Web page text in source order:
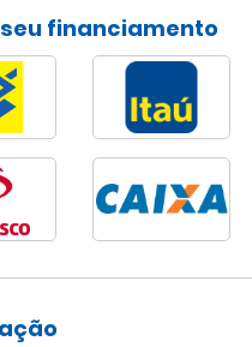
financiamento